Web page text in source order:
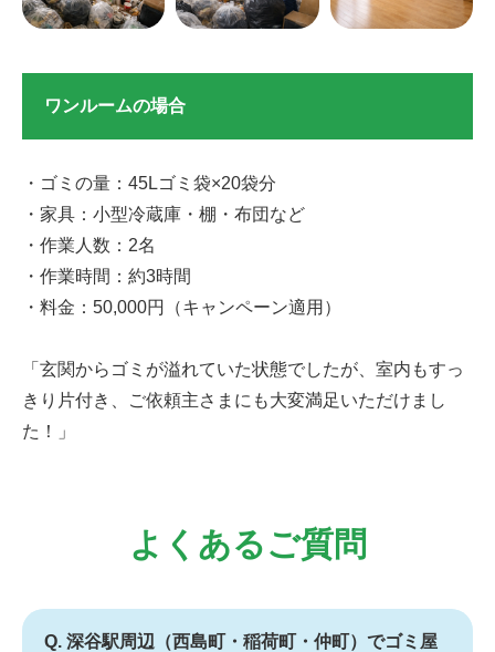
ワンルームの場合
・ゴミの量：45Lゴミ袋×20袋分
・家具：小型冷蔵庫・棚・布団など
・作業人数：2名
・作業時間：約3時間
・料金：50,000円（キャンペーン適用）
「玄関からゴミが溢れていた状態でしたが、室内もすっ
きり片付き、ご依頼主さまにも大変満足いただけまし
た！」
よくあるご質問
Q. 深谷駅周辺（西島町・稲荷町・仲町）でゴミ屋